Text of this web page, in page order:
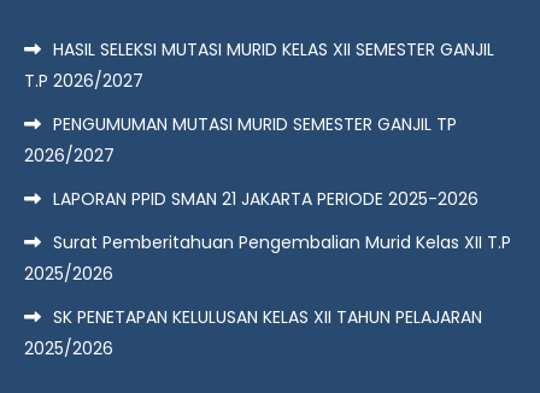
HASIL SELEKSI MUTASI MURID KELAS XII SEMESTER GANJIL
T.P 2026/2027
PENGUMUMAN MUTASI MURID SEMESTER GANJIL TP
2026/2027
LAPORAN PPID SMAN 21 JAKARTA PERIODE 2025-2026
Surat Pemberitahuan Pengembalian Murid Kelas XII T.P
2025/2026
SK PENETAPAN KELULUSAN KELAS XII TAHUN PELAJARAN
2025/2026